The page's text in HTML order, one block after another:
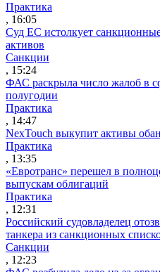
Практика
, 16:05
Суд ЕС истолкует
активов
Санкции
, 15:24
ФАС раскрыла число жалоб в
полугодии
Практика
, 14:47
NexTouch выкупит активы
Практика
, 13:35
«Евротранс» перешел в
выпускам облигаций
Практика
, 12:31
Российский судовладелец
танкера из санкционных
Санкции
, 12:23